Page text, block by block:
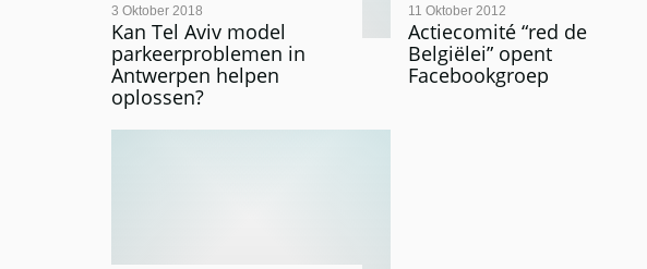
Kan Tel Aviv model
parkeerproblemen in
Antwerpen helpen
oplossen?
3 Oktober 2018
Actiecomité “red de
Belgiëlei” opent
Facebookgroep
11 Oktober 2012